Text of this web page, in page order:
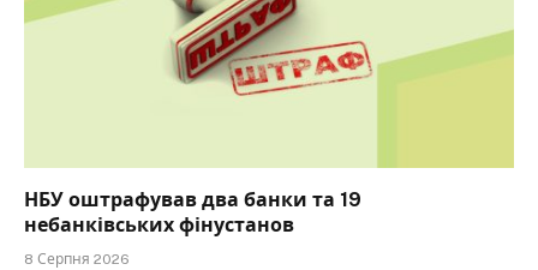
НБУ оштрафував два банки та 19
небанківських фінустанов
8 Серпня 2026